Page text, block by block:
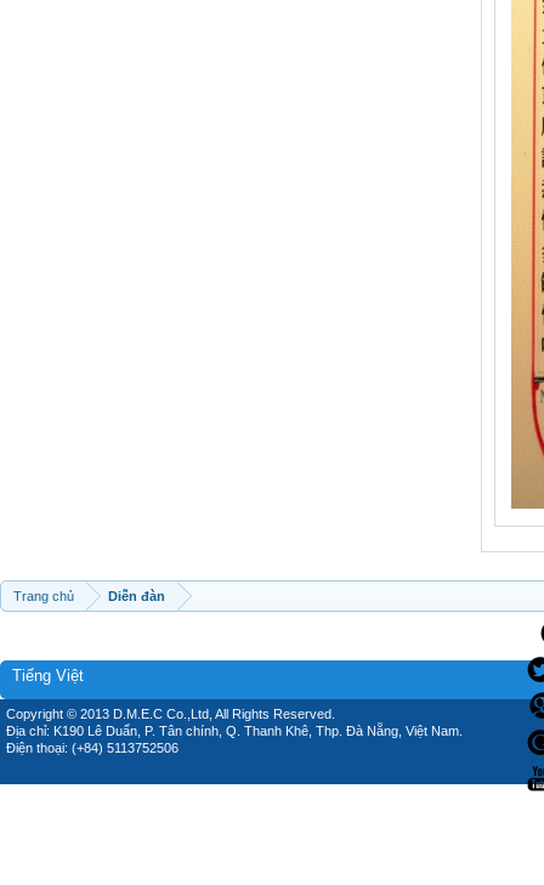
Trang chủ Diễn đàn
Tiếng Việt
Copyright © 2013 D.M.E.C Co.,Ltd, All Rights Reserved.
Địa chỉ: K190 Lê Duẩn, P. Tân chính, Q. Thanh Khê, Thp. Đà Nẵng, Việt Nam.
Điện thoại: (+84) 5113752506